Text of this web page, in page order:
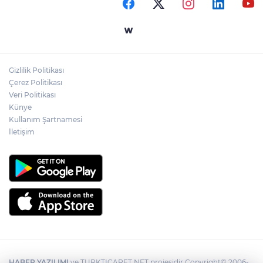
başlamalarının ardından polisin biber gazı ile
Gizlilik Politikası
Çerez Politikası
Veri Politikası
Künye
Kullanım Şartnamesi
İletişim